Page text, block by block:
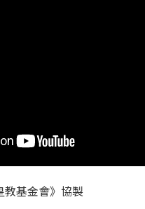
教基金會》協製